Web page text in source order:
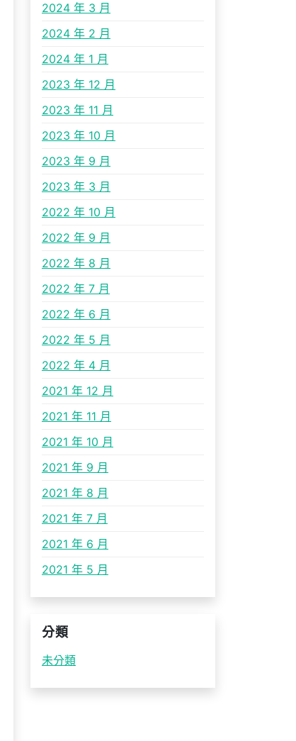
2024 年 3 月
2024 年 2 月
2024 年 1 月
2023 年 12 月
2023 年 11 月
2023 年 10 月
2023 年 9 月
2023 年 3 月
2022 年 10 月
2022 年 9 月
2022 年 8 月
2022 年 7 月
2022 年 6 月
2022 年 5 月
2022 年 4 月
2021 年 12 月
2021 年 11 月
2021 年 10 月
2021 年 9 月
2021 年 8 月
2021 年 7 月
2021 年 6 月
2021 年 5 月
分類
未分類